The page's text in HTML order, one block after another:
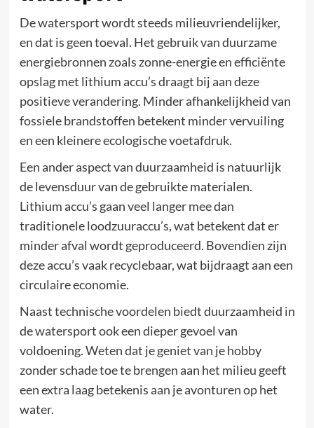
De watersport wordt steeds milieuvriendelijker,
en dat is geen toeval. Het gebruik van duurzame
energiebronnen zoals zonne-energie en efficiënte
opslag met lithium accu’s draagt bij aan deze
positieve verandering. Minder afhankelijkheid van
fossiele brandstoffen betekent minder vervuiling
en een kleinere ecologische voetafdruk.
Een ander aspect van duurzaamheid is natuurlijk
de levensduur van de gebruikte materialen.
Lithium accu’s gaan veel langer mee dan
traditionele loodzuuraccu’s, wat betekent dat er
minder afval wordt geproduceerd. Bovendien zijn
deze accu’s vaak recyclebaar, wat bijdraagt aan een
circulaire economie.
Naast technische voordelen biedt duurzaamheid in
de watersport ook een dieper gevoel van
voldoening. Weten dat je geniet van je hobby
zonder schade toe te brengen aan het milieu geeft
een extra laag betekenis aan je avonturen op het
water.